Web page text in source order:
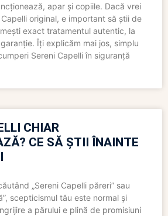
apar și copiile. Dacă vrei
original, e important să știi de
exact tratamentul autentic, la
Îți explicăm mai jos, simplu
Sereni Capelli în siguranță
CHIAR
CE SĂ ȘTII ÎNAINTE
„Sereni Capelli păreri” sau
scepticismul tău este normal și
a părului e plină de promisiuni